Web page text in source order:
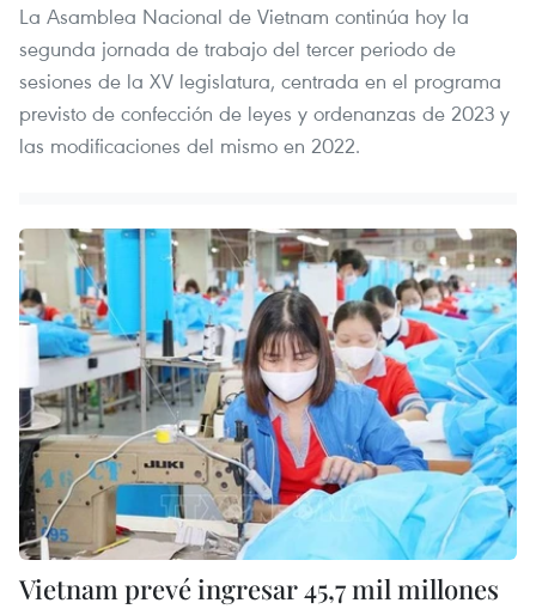
La Asamblea Nacional de Vietnam continúa hoy la
segunda jornada de trabajo del tercer periodo de
sesiones de la XV legislatura, centrada en el programa
previsto de confección de leyes y ordenanzas de 2023 y
las modificaciones del mismo en 2022.
Vietnam prevé ingresar 45,7 mil millones